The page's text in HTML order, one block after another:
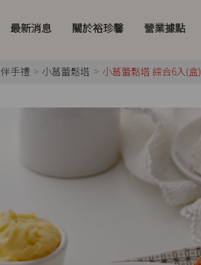
最新消息 關於裕珍馨 營業據點
伴手禮 小葛蕾鬆塔 小葛蕾鬆塔 綜合6入(盒)